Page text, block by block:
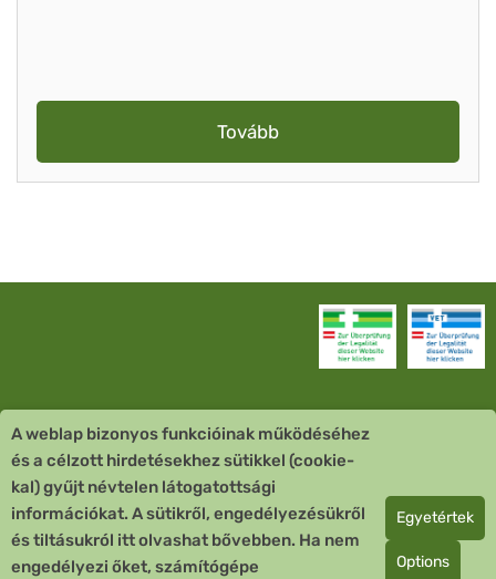
Tovább
Vevőszolgálat
Quick Links
Fizetési mód
A weblap bizonyos funkcióinak működéséhez
és a célzott hirdetésekhez sütikkel (cookie-
kal) gyűjt névtelen látogatottsági
információkat. A sütikről, engedélyezésükről
és tiltásukról itt olvashat bővebben. Ha nem
engedélyezi őket, számítógépe
Egyetértek
Options